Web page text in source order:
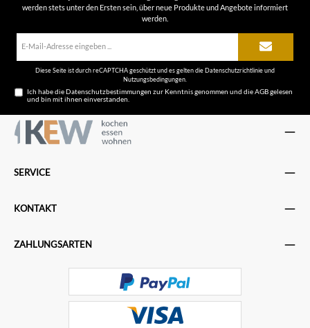
werden stets unter den Ersten sein, über neue Produkte und Angebote informiert
werden.
Diese Seite ist durch reCAPTCHA geschützt und es gelten dieDatenschutzrichtlinieund
Nutzungsbedingungen
Ich habe dieDatenschutzbestimmungen zur Kenntnis genommen und dieAGBgelesen
und bin mit ihnen einverstanden.
SERVICE
KONTAKT
ZAHLUNGSARTEN